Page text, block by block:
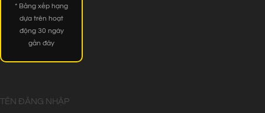
* Bảng xếp hạng
dựa trên hoạt
động 30 ngày
gần đây
TÊN ĐĂNG NHẬP